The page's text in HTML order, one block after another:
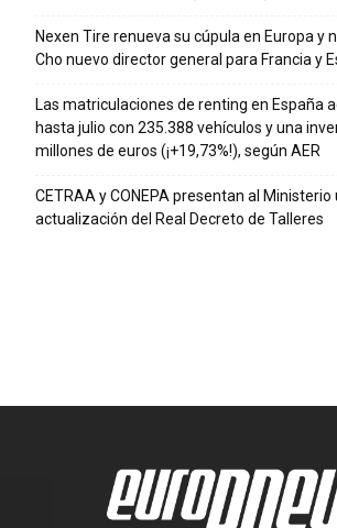
Nexen Tire renueva su cúpula en Europa y
Cho nuevo director general para Francia y
Las matriculaciones de renting en España
hasta julio con 235.388 vehículos y una
millones de euros (¡+19,73%!), según AER
CETRAA y CONEPA presentan al
actualización del Real Decreto de Talleres